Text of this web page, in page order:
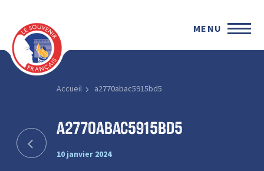
MENU
Accueil a2770abac5915bd5
a2770abac5915bd5
10 janvier 2024